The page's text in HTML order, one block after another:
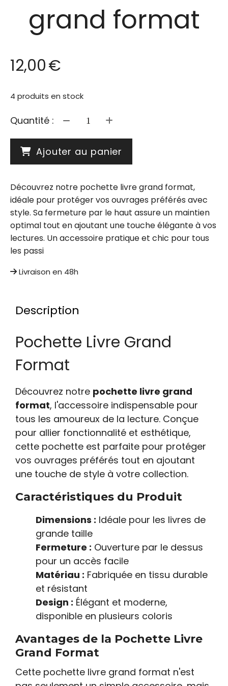
grand format
12,00€
4 produits en stock
Quantité :
Ajouter au panier
Découvrez notre pochette livre grand format,
idéale pour protéger vos ouvrages préférés avec
style. Sa fermeture par le haut assure un maintien
optimal tout en ajoutant une touche élégante à vos
lectures. Un accessoire pratique et chic pour tous
les passi
Livraison en 48h
Description
Pochette Livre Grand
Format
Découvrez notre pochette livre grand
format, l'accessoire indispensable pour
tous les amoureux de la lecture. Conçue
pour allier fonctionnalité et esthétique,
cette pochette est parfaite pour protéger
vos ouvrages préférés tout en ajoutant
une touche de style à votre collection.
Caractéristiques du Produit
Dimensions : Idéale pour les livres de
grande taille
Fermeture : Ouverture par le dessus
pour un accès facile
Matériau : Fabriquée en tissu durable
et résistant
Design : Élégant et moderne,
disponible en plusieurs coloris
Avantages de la Pochette Livre
Grand Format
Cette pochette livre grand format n'est